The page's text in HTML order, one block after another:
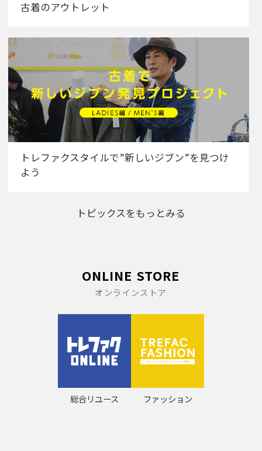
古着のアウトレット
トレファクスタイルで”新しいジブン”を見つけ
よう
トピックスをもっとみる
ONLINE STORE
オンラインストア
総合リユース ファッション